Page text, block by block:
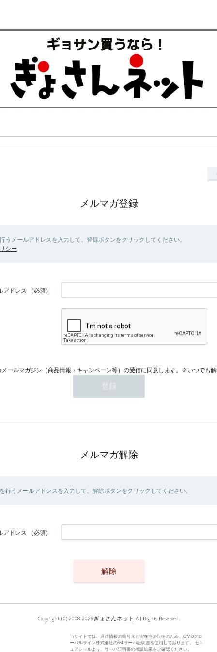
メルマガ登録
うメールアドレスを入力して、登録ボタンをクリックしてください。
シー
アドレス （必須）
ールマガジン（商品情報・キャンペーン等）の受信に同意します。※いつでも
メルマガ解除
行うメールアドレスを入力して、解除ボタンをクリックしてください。
アドレス （必須）
Copyright (C) 2008-2026 ぎょさんネット All Rights Reserved.
当サイトでは、通信情報の暗号化と実在性の証明のため、GMOグロ
ーバルサイン株式会社のSSLサーバ証明書を使用しております。 セキ
ュアシールより、サーバ証明書の検証結果をご確認ください。